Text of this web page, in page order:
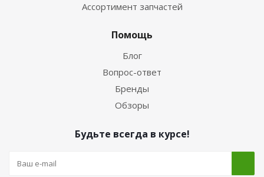
Ассортимент запчастей
Помощь
Блог
Вопрос-ответ
Бренды
Обзоры
Будьте всегда в курсе!